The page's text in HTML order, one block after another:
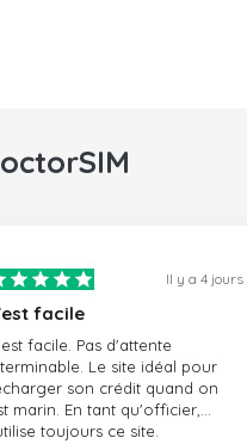
Il y a 4 jours
facile
facile. Pas d'attente
Le site idéal pour
son crédit quand on
marin. En tant qu'officier,
toujours ce site.